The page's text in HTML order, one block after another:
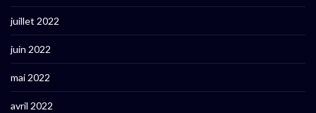
juillet 2022
juin 2022
mai 2022
avril 2022